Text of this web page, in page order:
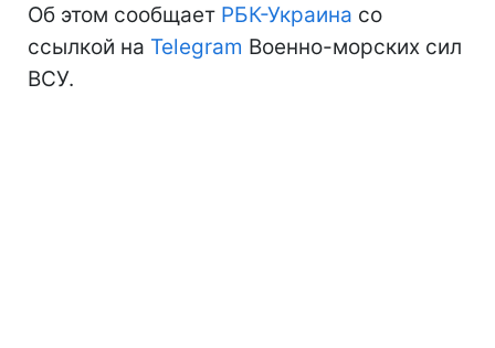
Об этом сообщает РБК-Украина со
ссылкой на Telegram Военно-морских сил
ВСУ.